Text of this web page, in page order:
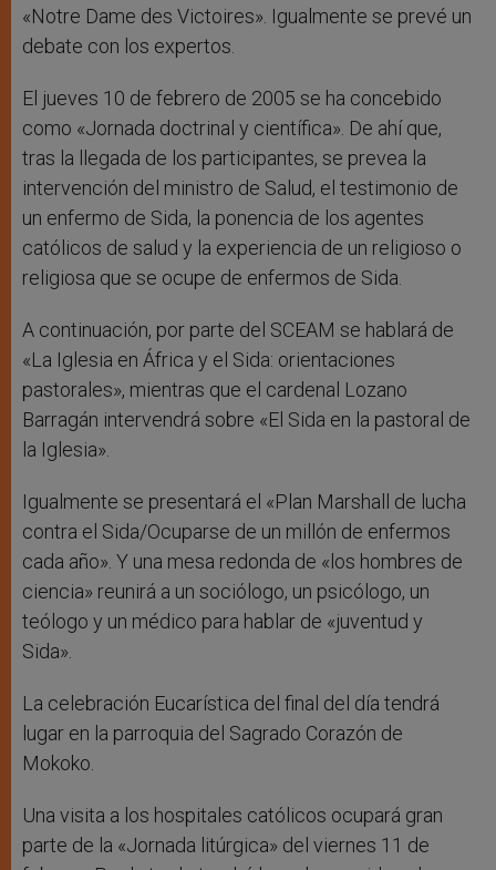
«Notre Dame des Victoires». Igualmente se prevé un
debate con los expertos.
El jueves 10 de febrero de 2005 se ha concebido
como «Jornada doctrinal y científica». De ahí que,
tras la llegada de los participantes, se prevea la
intervención del ministro de Salud, el testimonio de
un enfermo de Sida, la ponencia de los agentes
católicos de salud y la experiencia de un religioso o
religiosa que se ocupe de enfermos de Sida.
A continuación, por parte del SCEAM se hablará de
«La Iglesia en África y el Sida: orientaciones
pastorales», mientras que el cardenal Lozano
Barragán intervendrá sobre «El Sida en la pastoral de
la Iglesia».
Igualmente se presentará el «Plan Marshall de lucha
contra el Sida/Ocuparse de un millón de enfermos
cada año». Y una mesa redonda de «los hombres de
ciencia» reunirá a un sociólogo, un psicólogo, un
teólogo y un médico para hablar de «juventud y
Sida».
La celebración Eucarística del final del día tendrá
lugar en la parroquia del Sagrado Corazón de
Mokoko.
Una visita a los hospitales católicos ocupará gran
parte de la «Jornada litúrgica» del viernes 11 de